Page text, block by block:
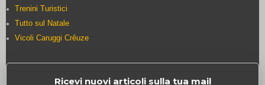
Trenini Turistici
Tutto sul Natale
Vicoli Caruggi Crêuze
Ricevi nuovi articoli sulla tua mail